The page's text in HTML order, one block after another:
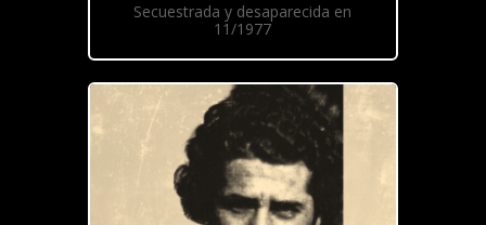
Secuestrada y desaparecida en
11/1977